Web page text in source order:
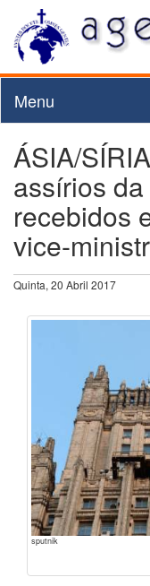
Menu
ÁSIA/
assírios
recebidos
vice-
Quinta, 20 Abril 2017
sputnik